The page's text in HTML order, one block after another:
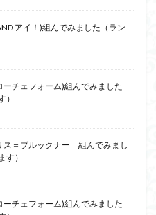
アイ！)組んでみました（ラン
チェフォーム)組んでみました
）
ス＝ブルックナー 組んでみまし
す）
チェフォーム)組んでみました